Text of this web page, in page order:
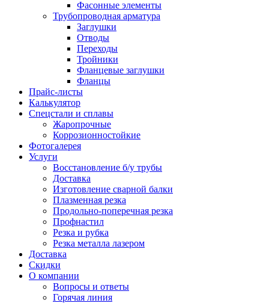
Фасонные элементы
Трубопроводная арматура
Заглушки
Отводы
Переходы
Тройники
Фланцевые заглушки
Фланцы
Прайс-листы
Калькулятор
Спецстали и сплавы
Жаропрочные
Коррозионностойкие
Фотогалерея
Услуги
Восстановление б/у трубы
Доставка
Изготовление сварной балки
Плазменная резка
Продольно-поперечная резка
Профнастил
Резка и рубка
Резка металла лазером
Доставка
Скидки
О компании
Вопросы и ответы
Горячая линия